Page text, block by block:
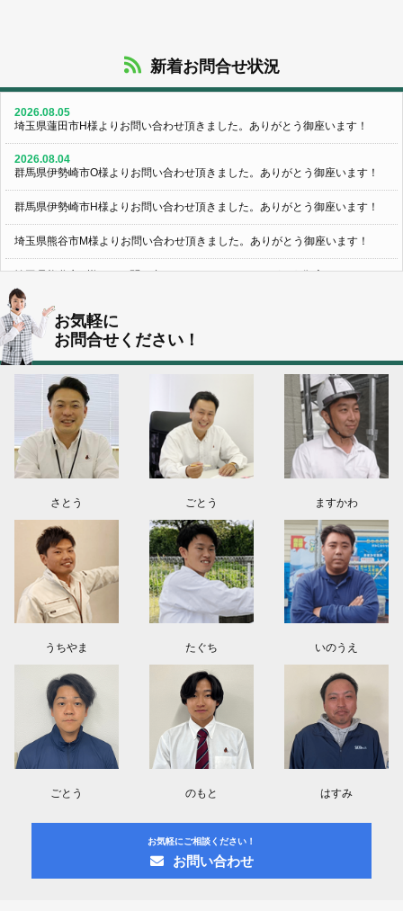
新着お問合せ状況
2026.08.05
埼玉県蓮田市H様よりお問い合わせ頂きました。ありがとう御座います！
2026.08.04
群馬県伊勢崎市O様よりお問い合わせ頂きました。ありがとう御座います！
群馬県伊勢崎市H様よりお問い合わせ頂きました。ありがとう御座います！
埼玉県熊谷市M様よりお問い合わせ頂きました。ありがとう御座います！
埼玉県熊谷市S様よりお問い合わせ頂きました。ありがとう御座います！
群馬県伊勢崎市K様よりお問い合わせ頂きました。ありがとう御座います！
東京都葛飾区N様よりお問い合わせ頂きました。ありがとう御座います！
2026.08.03
神奈川県川崎市A様よりお問い合わせ頂きました。ありがとう御座います！
群馬県高崎市E様よりお問い合わせ頂きました。ありがとう御座います！
2026.08.02
東京都練馬区K様よりお問い合わせ頂きました。ありがとう御座います！
お気軽に
お問合せください！
さとう ごとう ますかわ
うちやま たぐち いのうえ
ごとう のもと はすみ
お気軽にご相談ください！
お問い合わせ